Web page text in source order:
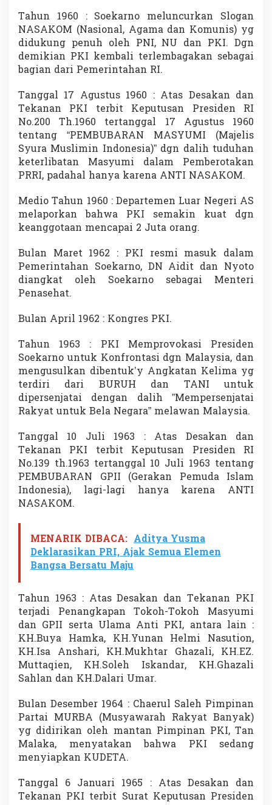
Tahun 1960 : Soekarno meluncurkan Slogan
NASAKOM (Nasional, Agama dan Komunis) yg
didukung penuh oleh PNI, NU dan PKI. Dgn
demikian PKI kembali terlembagakan sebagai
bagian dari Pemerintahan RI.
Tanggal 17 Agustus 1960 : Atas Desakan dan
Tekanan PKI terbit Keputusan Presiden RI
No.200 Th.1960 tertanggal 17 Agustus 1960
tentang “PEMBUBARAN MASYUMI (Majelis
Syura Muslimin Indonesia)” dgn dalih tuduhan
keterlibatan Masyumi dalam Pemberotakan
PRRI, padahal hanya karena ANTI NASAKOM.
Medio Tahun 1960 : Departemen Luar Negeri AS
melaporkan bahwa PKI semakin kuat dgn
keanggotaan mencapai 2 Juta orang.
Bulan Maret 1962 : PKI resmi masuk dalam
Pemerintahan Soekarno, DN Aidit dan Nyoto
diangkat oleh Soekarno sebagai Menteri
Penasehat.
Bulan April 1962 : Kongres PKI.
Tahun 1963 : PKI Memprovokasi Presiden
Soekarno untuk Konfrontasi dgn Malaysia, dan
mengusulkan dibentuk’y Angkatan Kelima yg
terdiri dari BURUH dan TANI untuk
dipersenjatai dengan dalih ”Mempersenjatai
Rakyat untuk Bela Negara” melawan Malaysia.
Tanggal 10 Juli 1963 : Atas Desakan dan
Tekanan PKI terbit Keputusan Presiden RI
No.139 th.1963 tertanggal 10 Juli 1963 tentang
PEMBUBARAN GPII (Gerakan Pemuda Islam
Indonesia), lagi-lagi hanya karena ANTI
NASAKOM.
MENARIK DIBACA: Aditya Yusma
Deklarasikan PRI, Ajak Semua Elemen
Bangsa Bersatu Maju
Tahun 1963 : Atas Desakan dan Tekanan PKI
terjadi Penangkapan Tokoh-Tokoh Masyumi
dan GPII serta Ulama Anti PKI, antara lain :
KH.Buya Hamka, KH.Yunan Helmi Nasution,
KH.Isa Anshari, KH.Mukhtar Ghazali, KH.EZ.
Muttaqien, KH.Soleh Iskandar, KH.Ghazali
Sahlan dan KH.Dalari Umar.
Bulan Desember 1964 : Chaerul Saleh Pimpinan
Partai MURBA (Musyawarah Rakyat Banyak)
yg didirikan oleh mantan Pimpinan PKI, Tan
Malaka, menyatakan bahwa PKI sedang
menyiapkan KUDETA.
Tanggal 6 Januari 1965 : Atas Desakan dan
Tekanan PKI terbit Surat Keputusan Presiden